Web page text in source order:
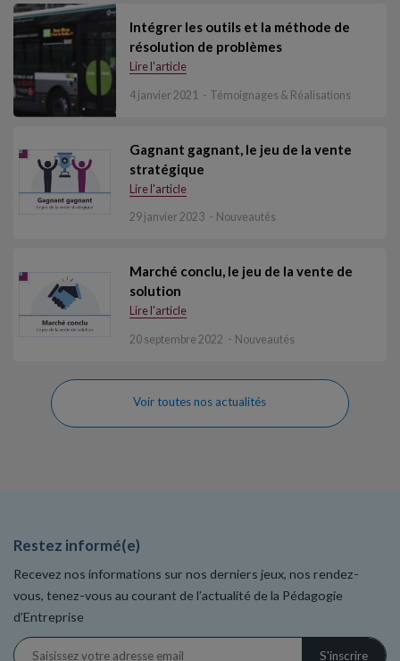
Intégrer les outils et la méthode de
résolution de problèmes
Lire l'article
4 janvier 2021 Témoignages & Réalisations
Gagnant gagnant, le jeu de la vente
stratégique
Lire l'article
29 janvier 2023 Nouveautés
Marché conclu, le jeu de la vente de
solution
Lire l'article
20 septembre 2022 Nouveautés
Voir toutes nos actualités
Restez informé(e)
Recevez nos informations sur nos derniers jeux, nos rendez-
vous, tenez-vous au courant de l’actualité de la Pédagogie
d’Entreprise